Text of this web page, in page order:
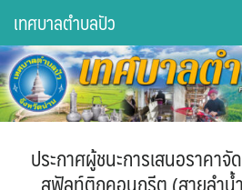
content
DWQA Ask Question
DWQA Questions
กองการศึกษา
เทศบาลตำบลปัว
ประกาศผู้ชนะการเสนอราคา